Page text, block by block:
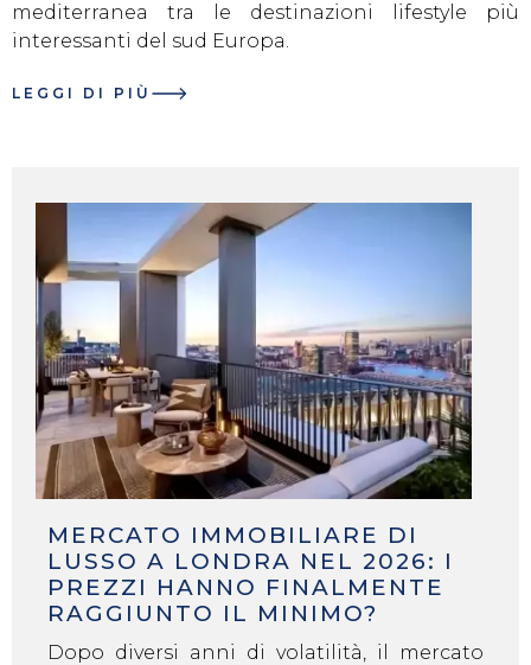
mediterranea tra le destinazioni lifestyle più
interessanti del sud Europa.
LEGGI DI PIÙ
MERCATO IMMOBILIARE DI
LUSSO A LONDRA NEL 2026: I
PREZZI HANNO FINALMENTE
RAGGIUNTO IL MINIMO?
Dopo diversi anni di volatilità, il mercato